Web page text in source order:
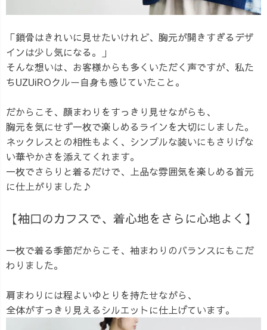
「鎖骨はきれいに見せたいけれど、胸元が開きすぎるデザ
インは少し気になる。」
そんな想いは、お客様からも多くいただく声ですが、私た
ちUZUiROクルー自身も感じていたこと。
だからこそ、顔まわりをすっきり見せながらも、
胸元を気にせず一枚で楽しめるラインを大切にしました。
ネックレスとの相性もよく、シンプルな装いにもさりげな
い華やかさを添えてくれます。
一枚でさらりと着るだけで、上品な雰囲気を楽しめる首元
に仕上がりました♪
【袖口のカフスで、着心地をさらに心地よく】
一枚で着る季節だからこそ、袖まわりのバランスにもこだ
わりました。
肩まわりには程よいゆとりを持たせながら、
全体がすっきり見えるシルエットに仕上げています。